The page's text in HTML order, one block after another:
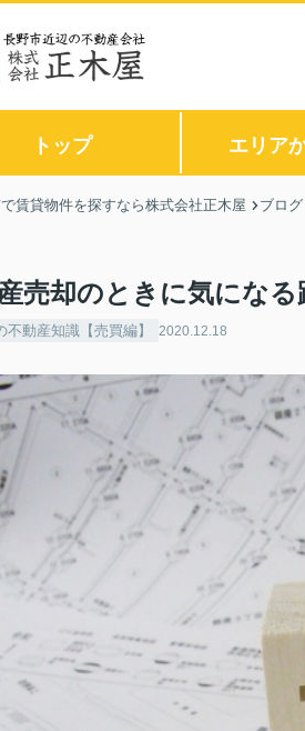
トップ エリア
で賃貸物件を探すなら株式会社正木屋 ブログ
売却のときに気にな
不動産知識【売買編】 2020.12.18